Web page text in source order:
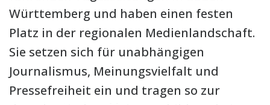
Württemberg und haben einen festen
Platz in der regionalen Medienlandschaft.
Sie setzen sich für unabhängigen
Journalismus, Meinungsvielfalt und
Pressefreiheit ein und tragen so zur